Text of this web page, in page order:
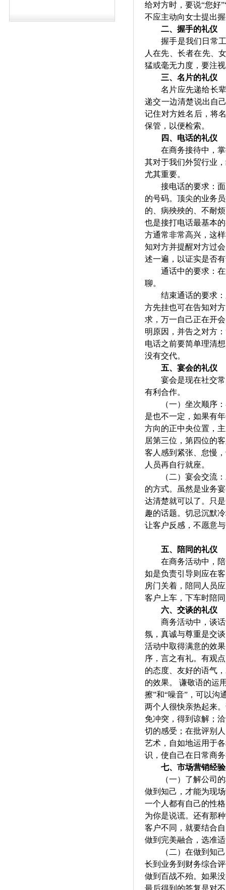
给对方时，要说“您好
不应主动向女士提出
二、握手的礼仪
握手是我们日常
人在先、长者在先、
猛或毫无力度，要注
三、名片的礼仪
名片应先递给长
递交一边清楚说出自
记住对方姓名后，将
保管，以便检索。
四、 电话的礼仪
在商务接待中，
其对于我们外贸行业
尤其重要。
接电话的要求 ：
的号码。 顶尖的业务
的、病殃殃的
不耐
也是接打电话最基本
方通常非常高兴，这
知对方并提醒对方过
述一遍，以证实是否
通话中的要求 ：
聊。
结束通话的要求：
方先挂也可在告知对
求，万一自己正在开
明原因，并告之对方：
电话之前要简单理清
没有交代。
五、宴会的礼仪
宴会是现在社交
有利合作。
（一） 坐次顺序
是也不一定，如果有
方向的正中央位置 ，
居第三位，第四位的
客人感到 紧张、怠慢
人员再自行就座。
（二） 宴会交流：
的方式。虽然是业务
达清楚就可以了。只
趣的话题。 切忌沉默
让客户反感，不愿意
五、
陪同的礼仪
在商务活动中，
如是负责引导则应在
房门关着，陪同人员
客户上车，下车时陪
六、交谈的礼仪
商务活动中，谈
氛，真诚与尊重是交
活动中取得满意的效
序，言之有礼。有观
的态度、友好的语气
的效果。
谦敬语的运
擦”和“噪音”，可以沟
两个人很快亲热起来
免冲突，得到谅解；
切的感受；在批评别
艺术，自如地运用于
识，使自己在日常商
七、市场营销经
（一） 了解公司
做到知己，才能为现
一个人都有自己的性
为你是说谎。还有那
客户不同，就要结合
做到完美融合，选准
（二） 在做到知
长到业务到财务综合
做到百战不殆。如果
最后得到的答复是对